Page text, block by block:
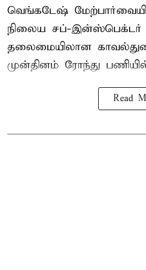
வெங்கடேஷ்
நிலைய சப்-இன்ஸ்பெக்டர்
தலைமையிலான
முன்தினம் ரோந்து பணியில்
Read